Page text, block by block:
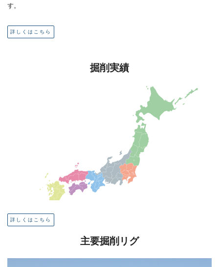
す。
詳しくはこちら
掘削実績
詳しくはこちら
主要掘削リグ